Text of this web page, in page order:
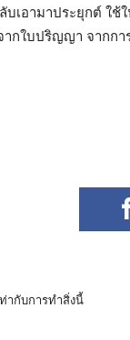
บเอามาประยุกต์ ใ
กใบปริญญา จากก
ากับการทำสิ่งนี้